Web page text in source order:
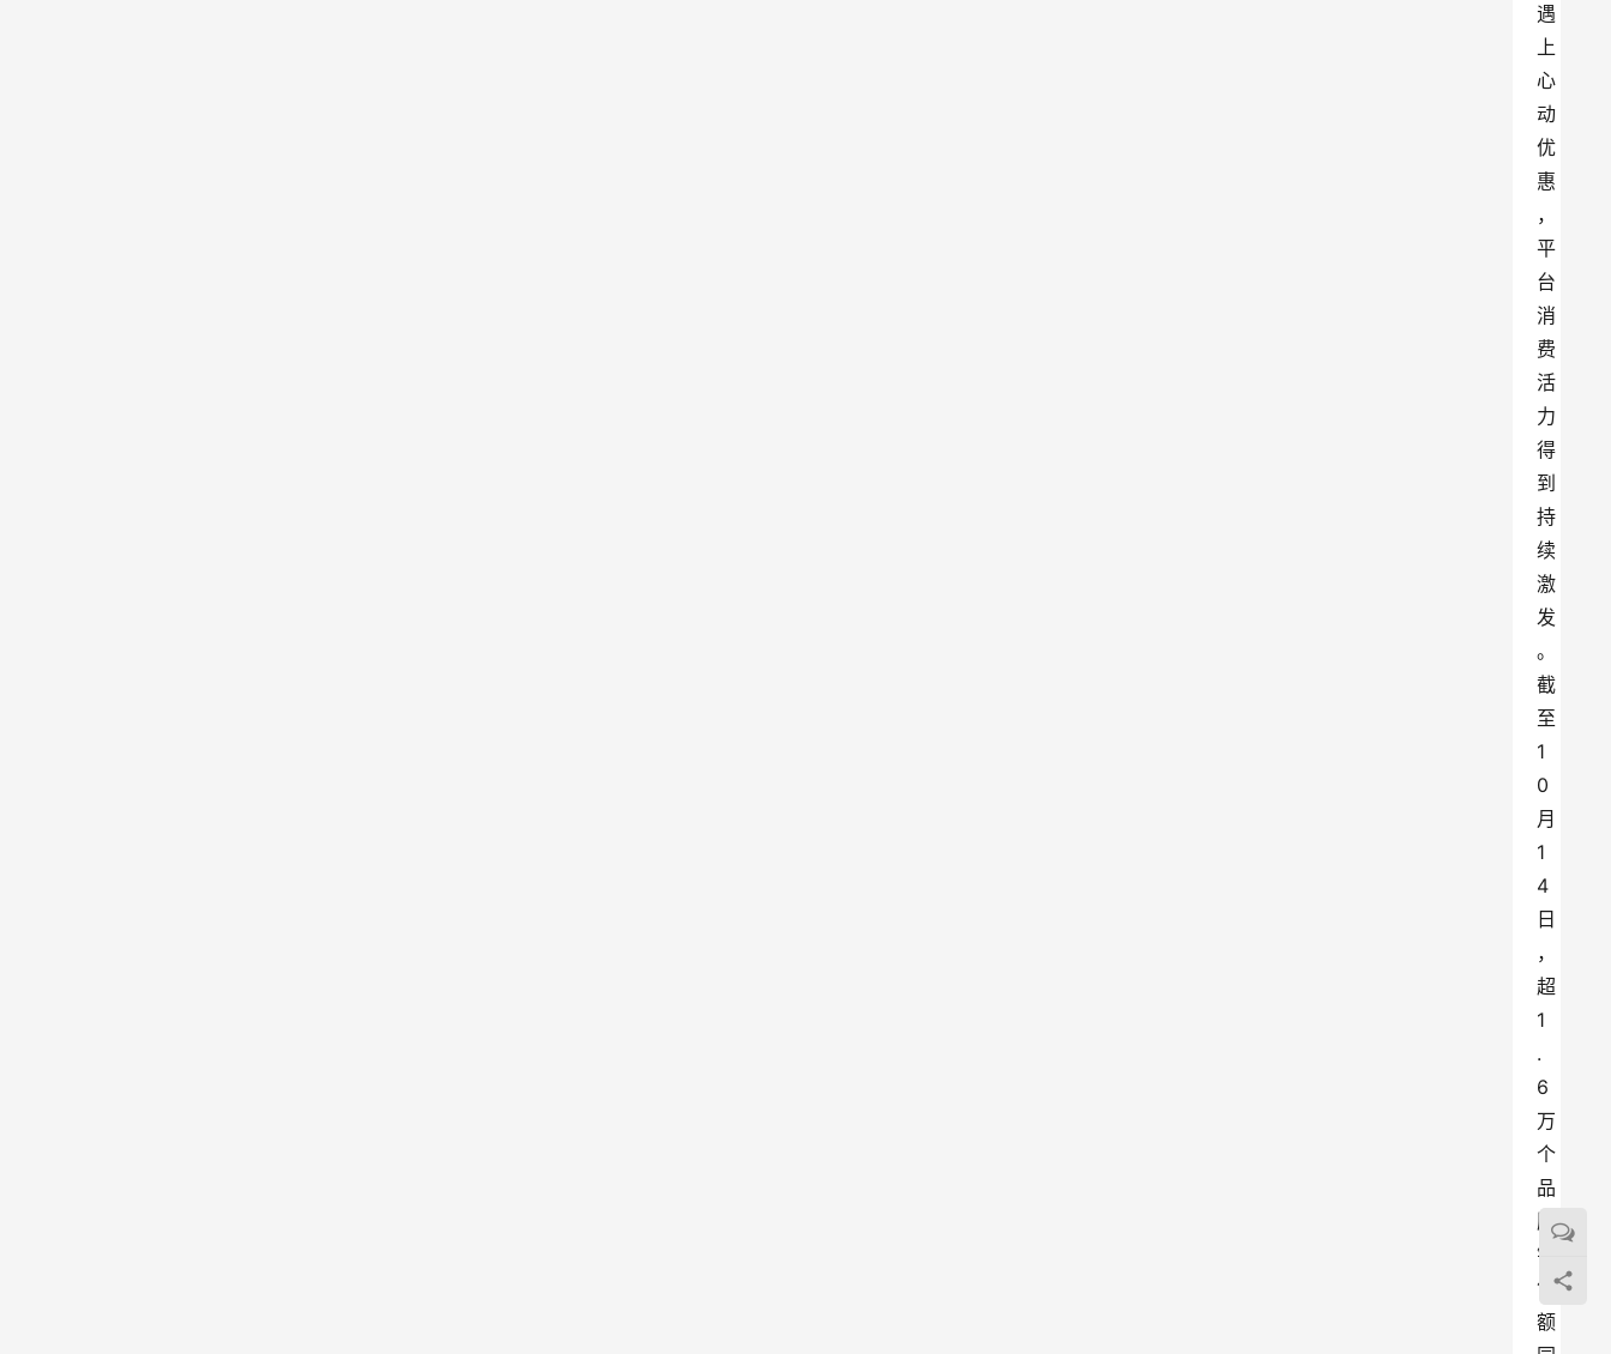
遇
上
心
动
优
惠
，
平
台
消
费
活
力
得
到
持
续
激
发
。
截
至
1
0
月
1
4
日
，
超
1
.
6
万
个
品
牌
销
售
额